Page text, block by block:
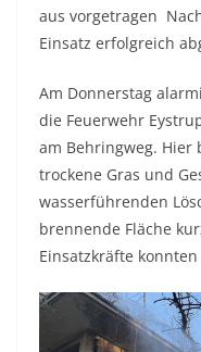
aus vorgetragen
Einsatz erfolgreich
Am Donnerstag
die Feuerwehr
am Behringweg.
trockene Gras und
wasserführenden
brennende Fläche
Einsatzkräfte